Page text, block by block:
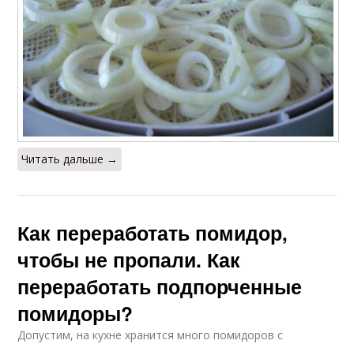
Читать дальше →
Как переработать помидор,
чтобы не пропали. Как
переработать подпорченные
помидоры?
Допустим, на кухне хранится много помидоров с